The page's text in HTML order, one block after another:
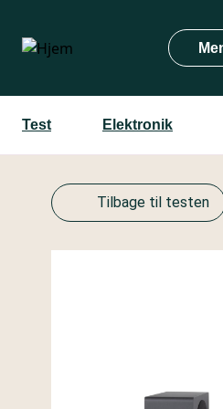
hovedindhold
Test Elektronik
Tilbage til testen